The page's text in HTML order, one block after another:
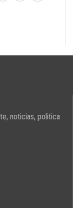
noticias, politica